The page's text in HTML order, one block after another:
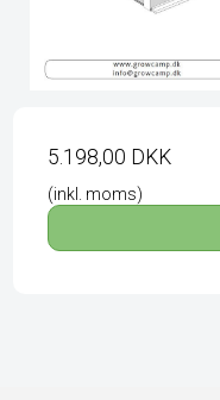
5.198,00 DKK
(inkl. moms)